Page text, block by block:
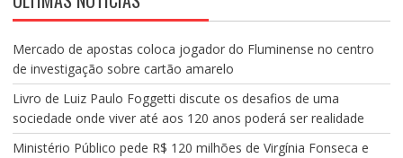
Mercado de apostas coloca jogador do Fluminense no centro
de investigação sobre cartão amarelo
Livro de Luiz Paulo Foggetti discute os desafios de uma
sociedade onde viver até aos 120 anos poderá ser realidade
Ministério Público pede R$ 120 milhões de Virgínia Fonseca e